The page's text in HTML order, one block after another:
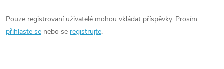
Pouze registrovaní uživatelé mohou vkládat příspěvky. Prosím
přihlaste se nebo se registrujte.